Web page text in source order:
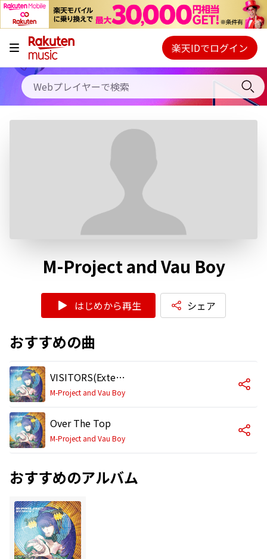
キャンペーン
料金プラン
使い方
Webプレイヤー
ご契約内容の確認・変更
楽天IDでログイン
M-Project and Vau Boy
はじめから再生 シェア
おすすめの曲
VISITORS(Extended Mix)
M-Project and Vau Boy
Over The Top
M-Project and Vau Boy
おすすめのアルバム